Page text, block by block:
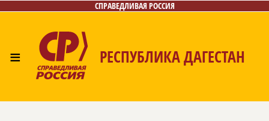
СПРАВЕДЛИВАЯ РОССИЯ
≡ РЕСПУБЛИКА ДАГЕСТАН